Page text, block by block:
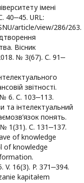
імені
40‒45. URL:
article/view/286/263.
Вісник
№ 3(67). С. 91‒
звітності.
6. С. 103‒113.
та інтелектуальний
понять.
1(31). С. 131‒137.
of knowledge
of knowledge
16(3). P. 371‒394.
kapitałem